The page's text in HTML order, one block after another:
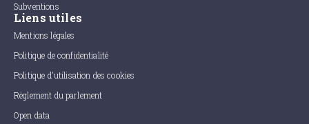
Subventions
Liens utiles
Mentions légales
Politique de confidentialité
Politique d'utilisation des cookies
Règlement du parlement
Open data